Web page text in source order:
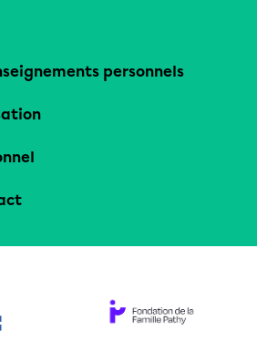
personnels